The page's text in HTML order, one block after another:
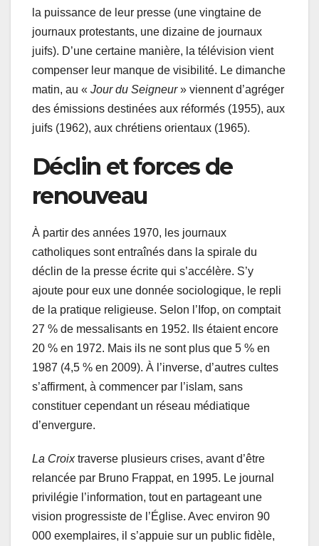
la puissance de leur presse (une vingtaine de
journaux protestants, une dizaine de journaux
juifs). D’une certaine manière, la télévision vient
compenser leur manque de visibilité. Le dimanche
matin, au « Jour du Seigneur» viennent d’agréger
des émissions destinées aux réformés (1955), aux
juifs (1962), aux chrétiens orientaux (1965).
Déclin et forces de
renouveau
À partir des années 1970, les journaux
catholiques sont entraînés dans la spirale du
déclin de la presse écrite qui s’accélère. S’y
ajoute pour eux une donnée sociologique, le repli
de la pratique religieuse. Selon l’Ifop, on comptait
27 % de messalisants en 1952. Ils étaient encore
20 % en 1972. Mais ils ne sont plus que 5 % en
1987 (4,5 % en 2009). À l’inverse, d’autres cultes
s’affirment, à commencer par l’islam, sans
constituer cependant un réseau médiatique
d’envergure.
La Croixtraverse plusieurs crises, avant d’être
relancée par Bruno Frappat, en 1995. Le journal
privilégie l’information, tout en partageant une
vision progressiste de l’Église. Avec environ 90
000 exemplaires, il s’appuie sur un public fidèle,